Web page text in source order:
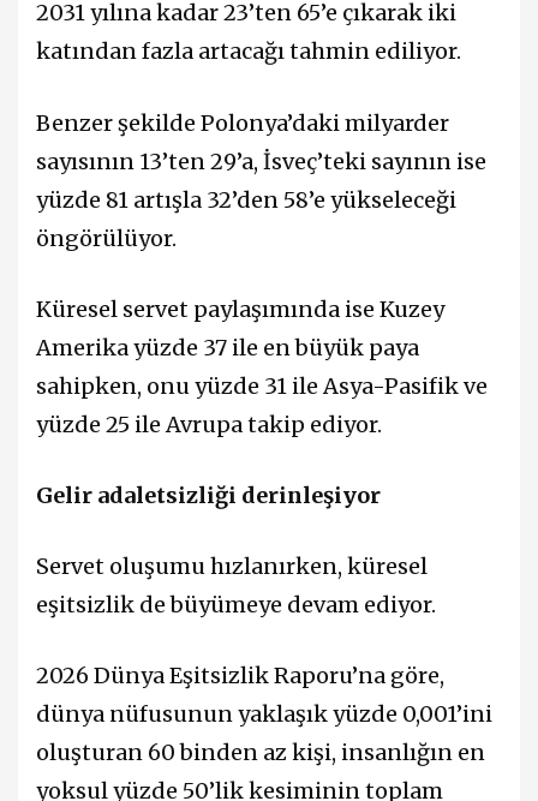
2031 yılına kadar 23’ten 65’e çıkarak iki
katından fazla artacağı tahmin ediliyor.
Benzer şekilde Polonya’daki milyarder
sayısının 13’ten 29’a, İsveç’teki sayının ise
yüzde 81 artışla 32’den 58’e yükseleceği
öngörülüyor.
Küresel servet paylaşımında ise Kuzey
Amerika yüzde 37 ile en büyük paya
sahipken, onu yüzde 31 ile Asya-Pasifik ve
yüzde 25 ile Avrupa takip ediyor.
Gelir adaletsizliği derinleşiyor
Servet oluşumu hızlanırken, küresel
eşitsizlik de büyümeye devam ediyor.
2026 Dünya Eşitsizlik Raporu’na göre,
dünya nüfusunun yaklaşık yüzde 0,001’ini
oluşturan 60 binden az kişi, insanlığın en
yoksul yüzde 50’lik kesiminin toplam